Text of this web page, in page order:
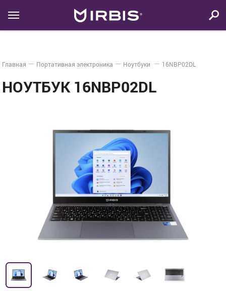
Главная Портативная электроника Ноутбуки 16NBP02DL
НОУТБУК 16NBP02DL